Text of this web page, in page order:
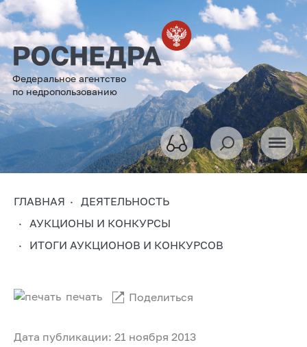
Федеральное агентство
по недропользованию
ГЛАВНАЯ
ДЕЯТЕЛЬНОСТЬ
АУКЦИОНЫ И КОНКУРСЫ
ИТОГИ АУКЦИОНОВ И КОНКУРСОВ
Дата публикации: 21 ноября 2013
печать Поделиться